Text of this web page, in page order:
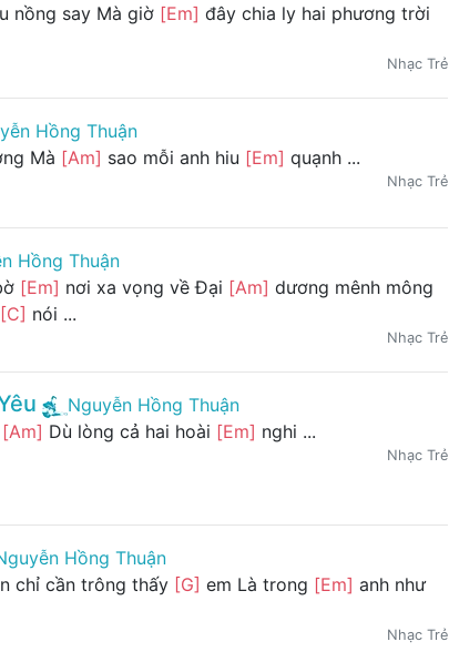
nồng say Mà giờ [Em] đây chia ly hai phương trời
Nhạc Trẻ
Hồng Thuận
Mà [Am] sao mỗi anh hiu [Em] quạnh ...
Nhạc Trẻ
Hồng Thuận
[Em] nơi xa vọng về Đại [Am] dương mênh mông
[C] nói ...
Nhạc Trẻ
Nguyễn Hồng Thuận
[Am] Dù lòng cả hai hoài [Em] nghi ...
Nhạc Trẻ
Hồng Thuận
chỉ cần trông thấy [G] em Là trong [Em] anh như
Nhạc Trẻ